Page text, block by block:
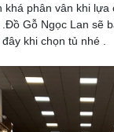
khá phân vân khi
Gỗ Ngọc Lan sẽ
khi chọn tủ nhé .